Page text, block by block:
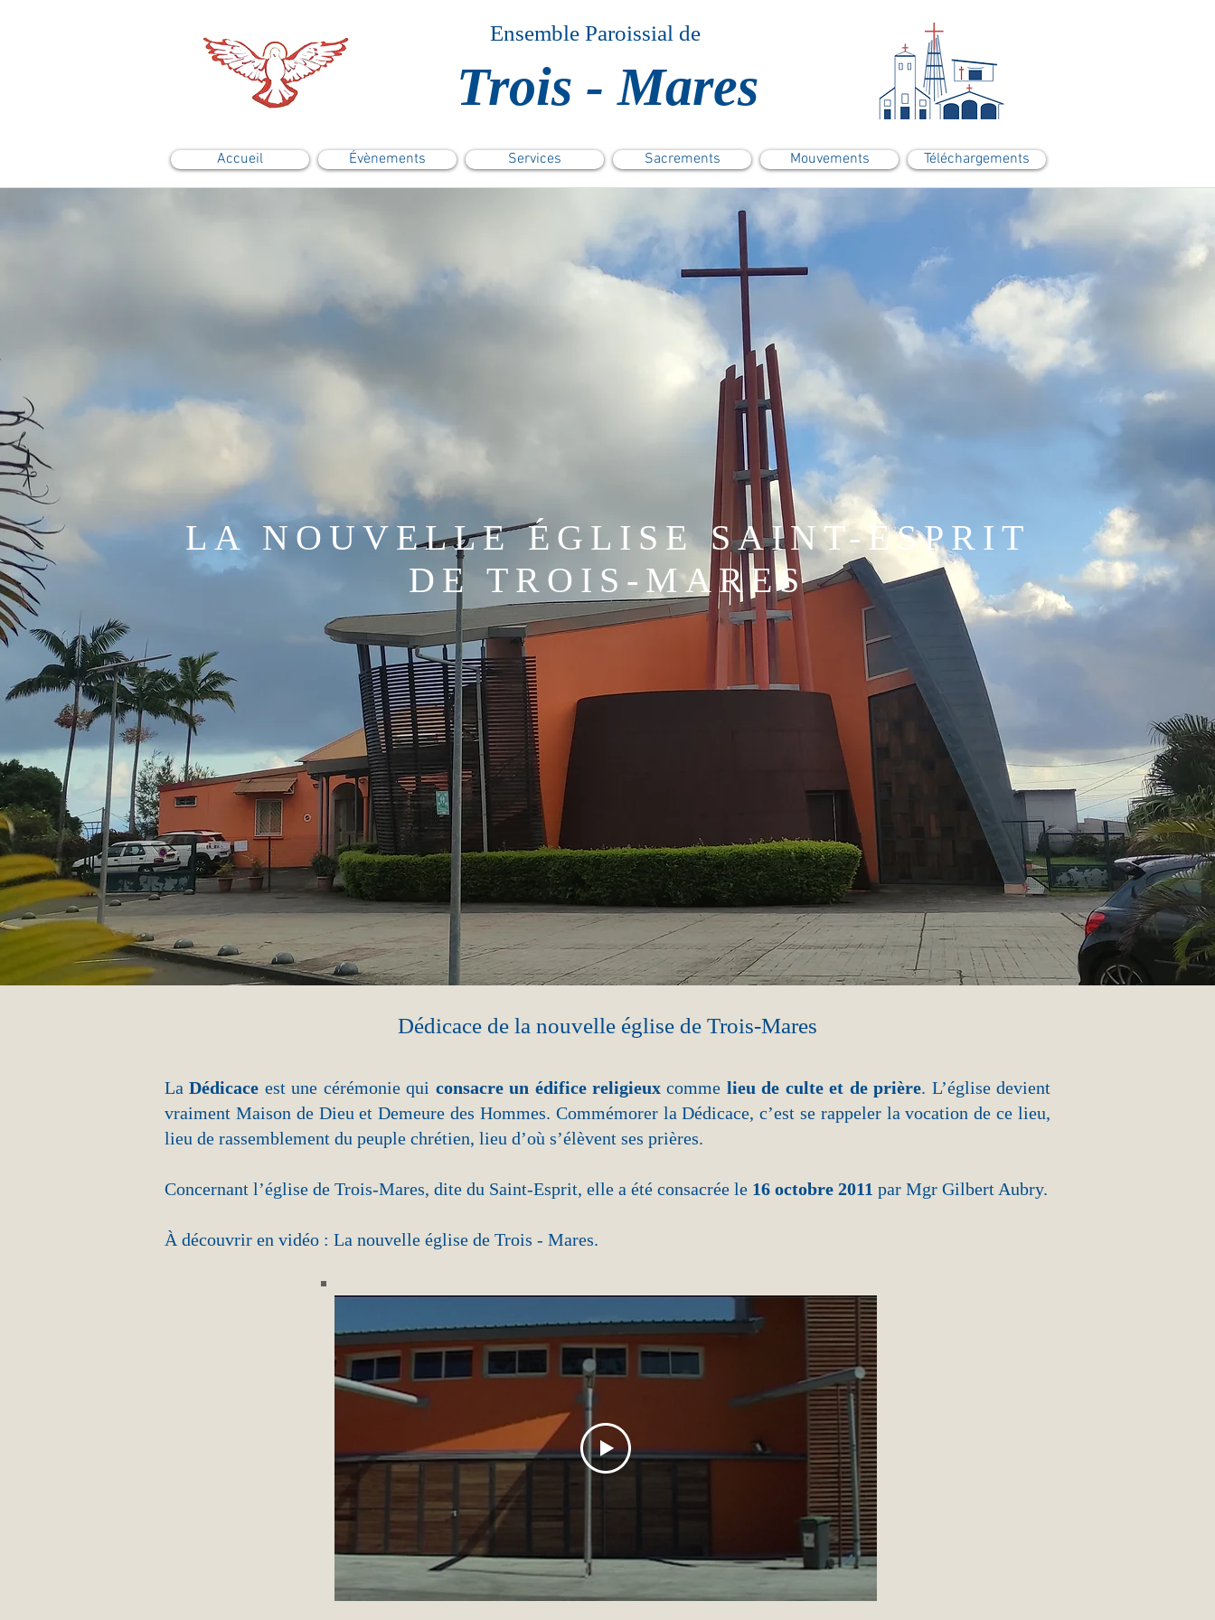
Ensemble Paroissial de
Trois - Mares
Accueil Évènements Services Sacrements Mouvements Téléchargements
LA NOUVELLE ÉGLISE SAINT-ESPRIT
DE TROIS-MARES
Dédicace de la nouvelle église de Trois-Mares
LaDédicace est une cérémonie qui consacre un édifice religieux comme lieu de culte et de prière. L’église devient
vraiment Maison de Dieu et Demeure des Hommes. Commémorer la Dédicace, c’est se rappeler la vocation de ce lieu,
lieu de rassemblement du peuple chrétien, lieu d’où s’élèvent ses prières.
Concernant l’église de Trois-Mares, dite du Saint-Esprit, elle a été consacrée le 16 octobre 2011 par Mgr Gilbert Aubry.
À découvrir en vidéo : La nouvelle église de Trois - Mares.